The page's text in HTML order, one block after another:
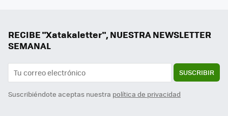
RECIBE "Xatakaletter", NUESTRA NEWSLETTER
SEMANAL
SUSCRIBIR
Suscribiéndote aceptas nuestra política de privacidad